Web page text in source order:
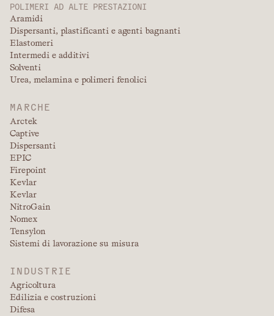
POLIMERI AD ALTE PRESTAZIONI
Aramidi
Dispersanti, plastificanti e agenti bagnanti
Elastomeri
Intermedi e additivi
Solventi
Urea, melamina e polimeri fenolici
MARCHE
Arctek
Captive
Dispersanti
EPIC
Firepoint
Kevlar
Kevlar
NitroGain
Nomex
Tensylon
Sistemi di lavorazione su misura
INDUSTRIE
Agricoltura
Edilizia e costruzioni
Difesa